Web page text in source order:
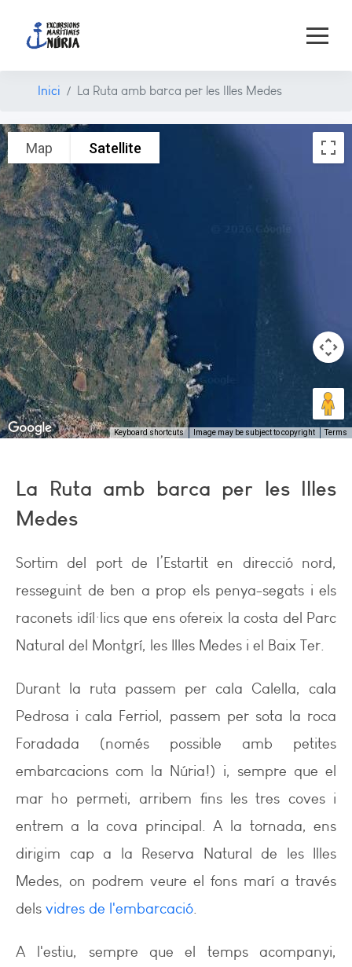
Inici La Ruta amb barca per les Illes Medes
Map Satellite
Keyboard shortcuts Image may be subject to copyright Terms
La Ruta amb barca per les Illes
Medes
Sortim del port de l’Estartit en direcció nord,
resseguint de ben a prop els penya-segats i els
raconets idíl·lics que ens ofereix la costa del Parc
Natural del Montgrí, les Illes Medes i el Baix Ter.
Durant la ruta passem per cala Calella, cala
Pedrosa i cala Ferriol, passem per sota la roca
Foradada (només possible amb petites
embarcacions com la Núria!) i, sempre que el
mar ho permeti, arribem fins les tres coves i
entrem a la cova principal. A la tornada, ens
dirigim cap a la Reserva Natural de les Illes
Medes, on podrem veure el fons marí a través
dels vidres de l'embarcació.
A l'estiu, sempre que el temps acompanyi,